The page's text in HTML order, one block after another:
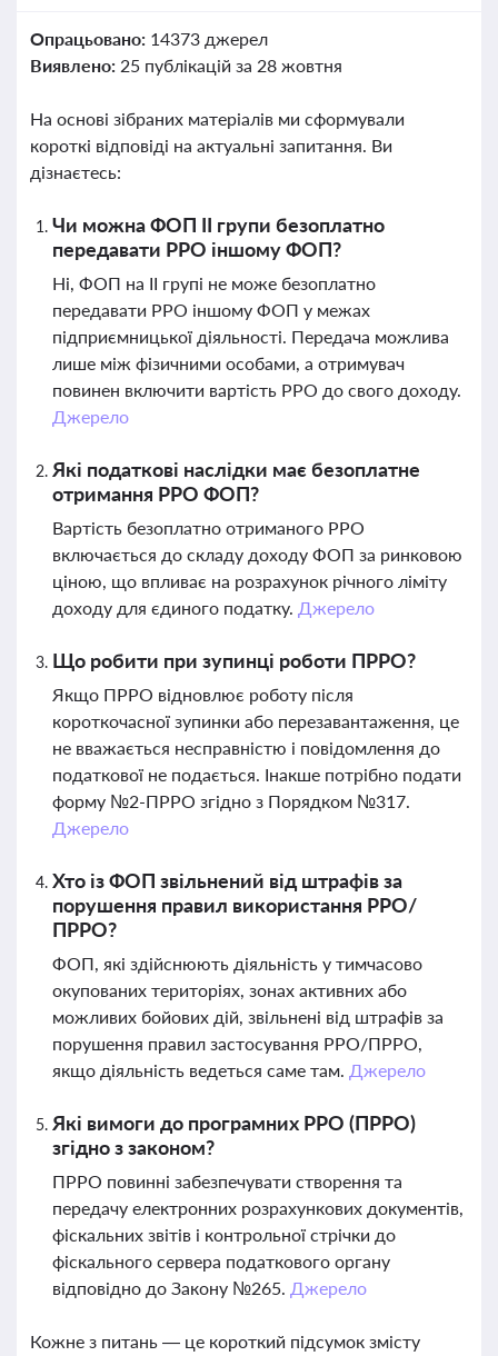
Опрацьовано: 14373 джерел
Виявлено: 25 публікацій за 28 жовтня
На основі зібраних матеріалів ми сформували
короткі відповіді на актуальні запитання. Ви
дізнаєтесь:
Чи можна ФОП ІІ групи безоплатно
передавати РРО іншому ФОП?
Ні, ФОП на ІІ групі не може безоплатно
передавати РРО іншому ФОП у межах
підприємницької діяльності. Передача можлива
лише між фізичними особами, а отримувач
повинен включити вартість РРО до свого доходу.
Джерело
Які податкові наслідки має безоплатне
отримання РРО ФОП?
Вартість безоплатно отриманого РРО
включається до складу доходу ФОП за ринковою
ціною, що впливає на розрахунок річного ліміту
доходу для єдиного податку. Джерело
Що робити при зупинці роботи ПРРО?
Якщо ПРРО відновлює роботу після
короткочасної зупинки або перезавантаження, це
не вважається несправністю і повідомлення до
податкової не подається. Інакше потрібно подати
форму №2-ПРРО згідно з Порядком №317.
Джерело
Хто із ФОП звільнений від штрафів за
порушення правил використання РРО/
ПРРО?
ФОП, які здійснюють діяльність у тимчасово
окупованих територіях, зонах активних або
можливих бойових дій, звільнені від штрафів за
порушення правил застосування РРО/ПРРО,
якщо діяльність ведеться саме там. Джерело
Які вимоги до програмних РРО (ПРРО)
згідно з законом?
ПРРО повинні забезпечувати створення та
передачу електронних розрахункових документів,
фіскальних звітів і контрольної стрічки до
фіскального сервера податкового органу
відповідно до Закону №265. Джерело
Кожне з питань — це короткий підсумок змісту